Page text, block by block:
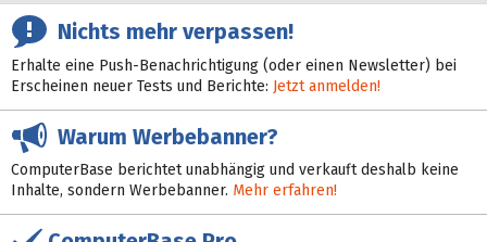
Nichts mehr verpassen!
Erhalte eine Push-Benachrichtigung (oder einen Newsletter) bei
Erscheinen neuer Tests und Berichte: Jetzt anmelden!
Warum Werbebanner?
ComputerBase berichtet unabhängig und verkauft deshalb keine
Inhalte, sondern Werbebanner. Mehr erfahren!